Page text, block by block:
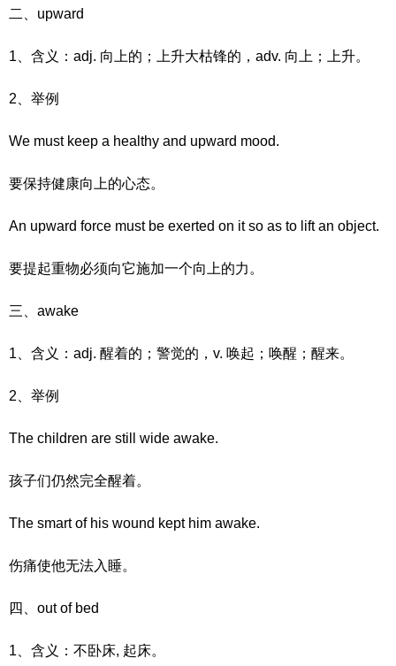
二、upward
1、含义：adj. 向上的；上升大枯锋的，adv. 向上；上升。
2、举例
We must keep a healthy and upward mood.
要保持健康向上的心态。
An upward force must be exerted on it so as to lift an object.
要提起重物必须向它施加一个向上的力。
三、awake
1、含义：adj. 醒着的；警觉的，v. 唤起；唤醒；醒来。
2、举例
The children are still wide awake.
孩子们仍然完全醒着。
The smart of his wound kept him awake.
伤痛使他无法入睡。
四、out of bed
1、含义：不卧床, 起床。